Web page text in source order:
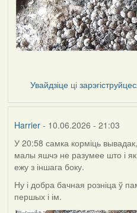
Увайдзіце ці
Harrier- 10.06.2026 - 21:03
У 20:58 самка корміць
малы яшчэ не разумее што і як
ежу з іншага боку.
Ну і добра бачная розніца ў
першых і ім.